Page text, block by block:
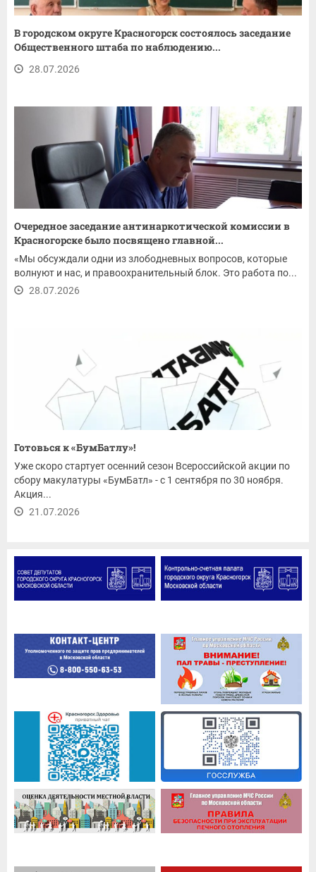
В городском округе Красногорск состоялось заседание
Общественного штаба по наблюдению...
28.07.2026
Очередное заседание антинаркотической комиссии в
Красногорске было посвящено главной...
«Мы обсуждали одни из злободневных вопросов, которые
волнуют и нас, и правоохранительный блок. Это работа по...
28.07.2026
Готовься к «БумБатлу»!
Уже скоро стартует осенний сезон Всероссийской акции по
сбору макулатуры «БумБатл» - с 1 сентября по 30 ноября.
Акция...
21.07.2026